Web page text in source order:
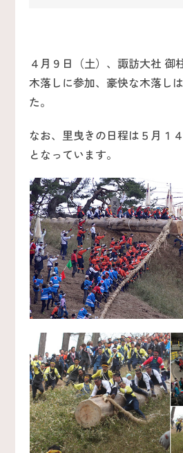
４月９日（土）、諏訪大社 御
木落しに参加、豪快な木落し
た。
なお、里曳きの日程は５月１
となっています。